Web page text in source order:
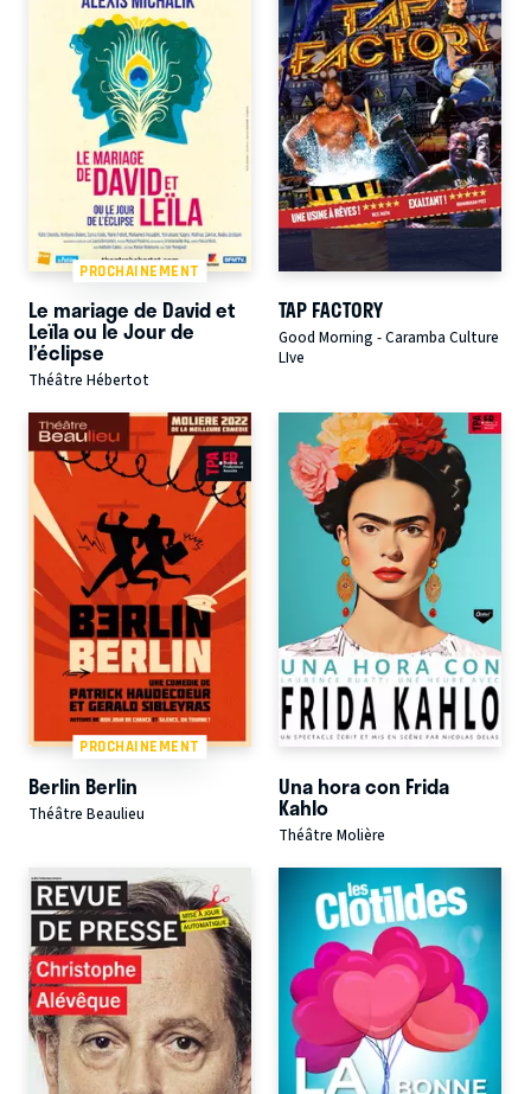
PROCHAINEMENT
Le mariage de David et
Leïla ou le Jour de
l’éclipse
Théâtre Hébertot
TAP FACTORY
Good Morning - Caramba Culture
LIve
PROCHAINEMENT
Berlin Berlin
Théâtre Beaulieu
Una hora con Frida
Kahlo
Théâtre Molière